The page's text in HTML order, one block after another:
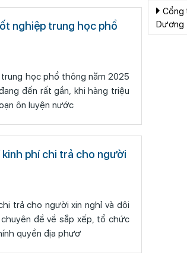
nghiệp trung học phổ
học phổ thông năm 2025
đến rất gần, khi hàng triệu
ôn luyện nước
phí chi trả cho người
trả cho người xin nghỉ và dôi
quyền địa phươ
Cổng
Dương